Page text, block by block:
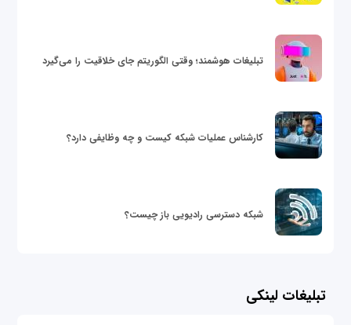
تبلیغات هوشمند؛ وقتی الگوریتم جای خلاقیت را می‌گیرد
کارشناس عملیات شبکه کیست و چه وظایفی دارد؟
شبکه دسترسی رادیویی باز چیست؟
تبلیغات لینکی